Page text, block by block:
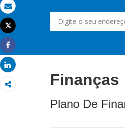
Email
Imprimir
Tweet
Share
Share
Finanças
Plano De